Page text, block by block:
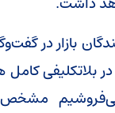
بازار در
بلاتکلیفی کامل